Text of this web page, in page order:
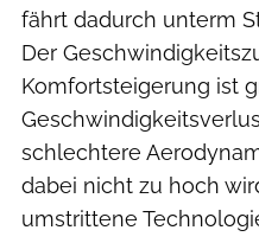
fährt dadurch unterm
Der
Komfortsteigerung ist
schlechtere
dabei nicht zu hoch
umstrittene